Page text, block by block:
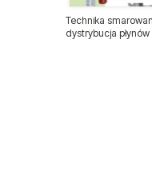
Podajniki
Technika
dystrybucja płynów